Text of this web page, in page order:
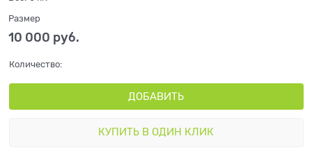
Размер
10 000 руб.
Количество:
ДОБАВИТЬ
КУПИТЬ В ОДИН КЛИК